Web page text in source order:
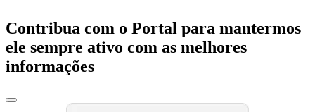
Contribua com o Portal para mantermos
ele sempre ativo com as melhores
informações